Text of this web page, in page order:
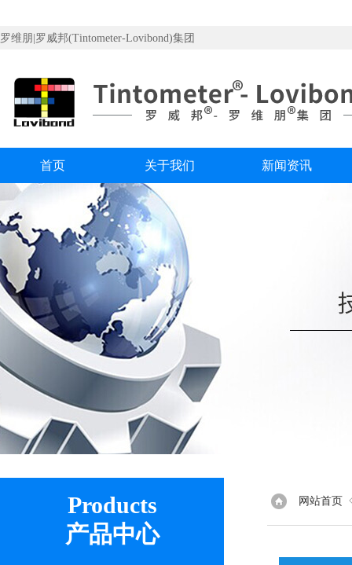
罗维朋|罗威邦(Tintometer-Lovibond)集团
首页 关于我们 新闻资讯
Products
产品中心
网站首页